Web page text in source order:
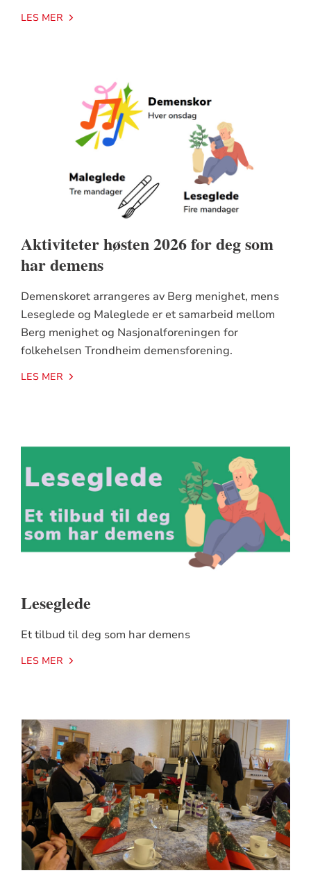
LES MER
Aktiviteter høsten 2026 for deg som
har demens
Demenskoret arrangeres av Berg menighet, mens
Leseglede og Maleglede er et samarbeid mellom
Berg menighet og Nasjonalforeningen for
folkehelsen Trondheim demensforening.
LES MER
Leseglede
Et tilbud til deg som har demens
LES MER